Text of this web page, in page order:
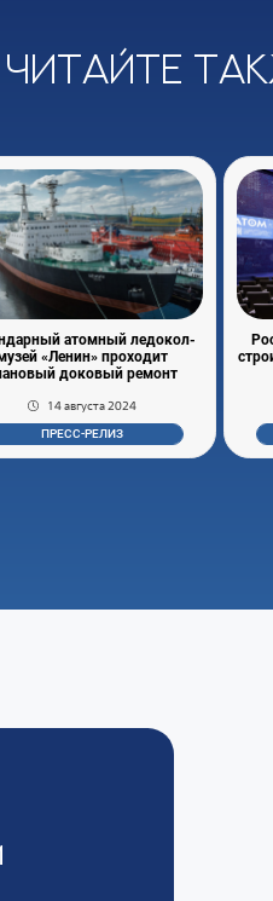
Читайте
атомный ледокол-
«Ленин» проходит
доковый ремонт
14 августа 2024
ПРЕСС-РЕЛИЗ